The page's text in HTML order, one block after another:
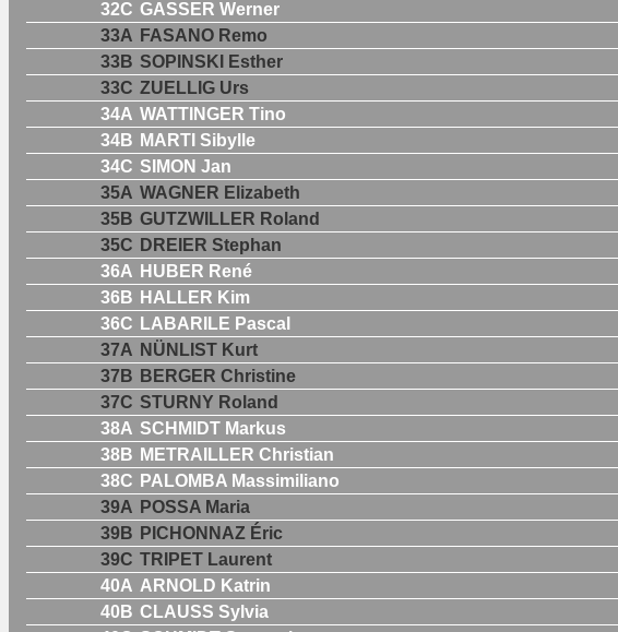
32C GASSER Werner
33A FASANO Remo
33B SOPINSKI Esther
33C ZUELLIG Urs
34A WATTINGER Tino
34B MARTI Sibylle
34C SIMON Jan
35A WAGNER Elizabeth
35B GUTZWILLER Roland
35C DREIER Stephan
36A HUBER René
36B HALLER Kim
36C LABARILE Pascal
37A NÜNLIST Kurt
37B BERGER Christine
37C STURNY Roland
38A SCHMIDT Markus
38B METRAILLER Christian
38C PALOMBA Massimiliano
39A POSSA Maria
39B PICHONNAZ Éric
39C TRIPET Laurent
40A ARNOLD Katrin
40B CLAUSS Sylvia